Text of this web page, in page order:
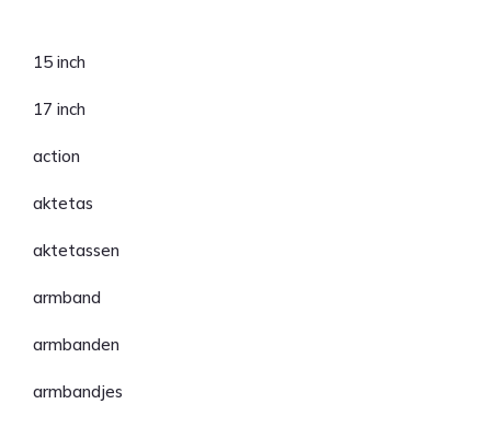
15 inch
17 inch
action
aktetas
aktetassen
armband
armbanden
armbandjes